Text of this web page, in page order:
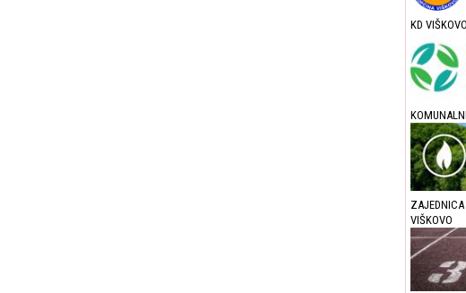
KD VIŠKOVO
ZAJEDNICA
VIŠKOVO